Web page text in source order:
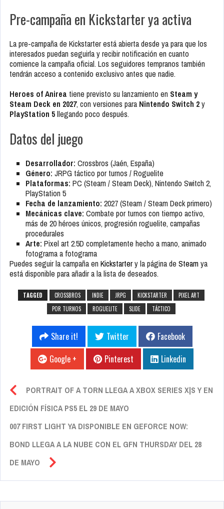
Pre-campaña en Kickstarter ya activa
La pre-campaña de Kickstarter está abierta desde ya para que los
interesados puedan seguirla y recibir notificación en cuanto
comience la campaña oficial. Los seguidores tempranos también
tendrán acceso a contenido exclusivo antes que nadie.
Heroes of Anirea tiene previsto su lanzamiento en Steam y
Steam Deck en 2027, con versiones para Nintendo Switch 2y
PlayStation 5llegando poco después.
Datos del juego
Desarrollador: Crossbros (Jaén, España)
Género: JRPG táctico por turnos / Roguelite
Plataformas: PC (Steam / Steam Deck), Nintendo Switch 2,
PlayStation 5
Fecha de lanzamiento: 2027 (Steam / Steam Deck primero)
Mecánicas clave: Combate por turnos con tiempo activo,
más de 20 héroes únicos, progresión roguelite, campañas
procedurales
Arte: Pixel art 2.5D completamente hecho a mano, animado
fotograma a fotograma
Puedes seguir la campaña en Kickstartery la página de Steamya
está disponible para añadir a la lista de deseados.
TAGGED CROSSBROS INDIE JRPG KICKSTARTER
PIXEL ART
POR TURNOS
ROGUELITE SLIDE TÁCTICO
Share it! Twitter
Facebook
Google +
Pinterest Linkedin
PORTRAIT OF A TORN LLEGA A XBOX SERIES X|S Y EN
EDICIÓN FÍSICA PS5 EL 29 DE MAYO
007 FIRST LIGHT YA DISPONIBLE EN GEFORCE NOW:
BOND LLEGA A LA NUBE CON EL GFN THURSDAY DEL 28
DE MAYO